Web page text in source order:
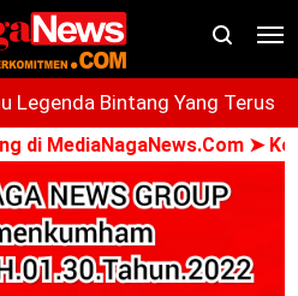
Legenda Bintang Yang Terus
Haji Medan, PCM Sunggal
Siap Gelar Bakti Sosial
Resmi Dikukuhkan Sebagai
GPIE Kota Medan Periode
MediaNagaNews.Com ➤